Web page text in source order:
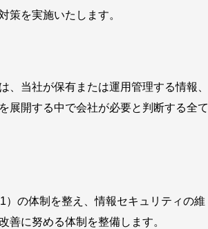
策を実施いたします。
当社が保有または運用管理する情報、
展開する中で会社が必要と判断する全て
）の体制を整え、情報セキュリティの維
に努める体制を整備します。